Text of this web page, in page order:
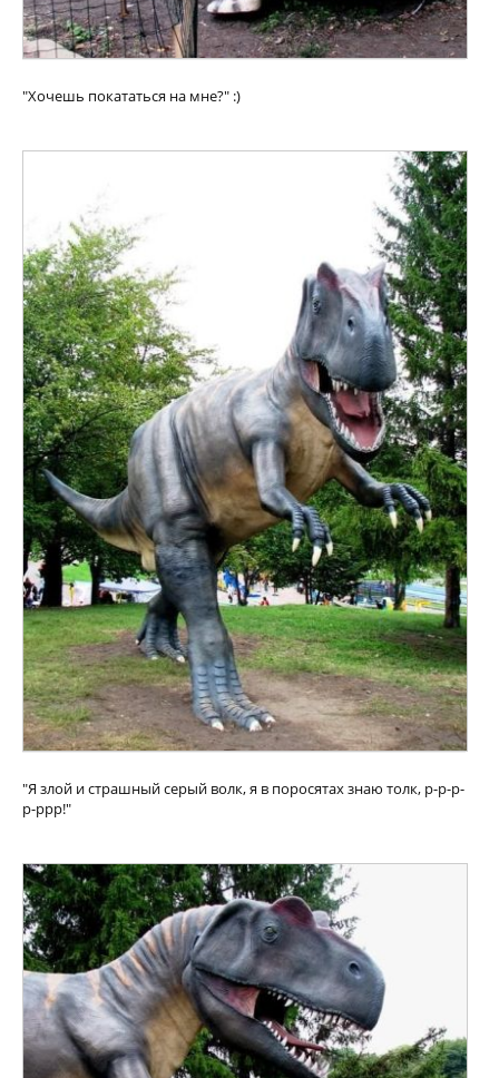
"Хочешь покататься на мне?" :)
"Я злой и страшный серый волк, я в поросятах знаю толк, р-р-р-
р-ррр!"